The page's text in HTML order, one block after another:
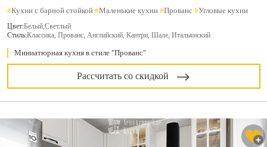
#Кухни с барной стойкой #Маленькие кухни #Прованс #Угловые кухни
Цвет:Белый,Светлый
Стиль:Классика, Прованс, Английский, Кантри, Шале, Итальянский
Миниатюрная кухня в стиле "Прованс"
Рассчитать со скидкой